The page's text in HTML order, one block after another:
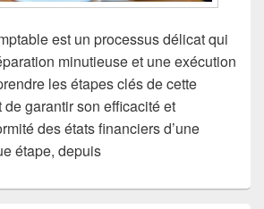
est un processus délicat qui
minutieuse et une exécution
les étapes clés de cette
garantir son efficacité et
des états financiers d’une
étape, depuis